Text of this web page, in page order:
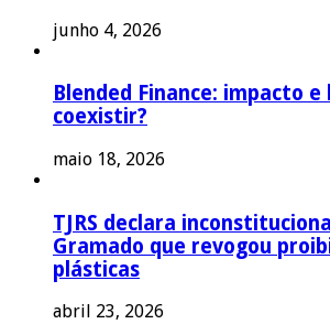
junho 4, 2026
Blended Finance: impacto e
coexistir?
maio 18, 2026
TJRS declara
Gramado que revogou
plásticas
abril 23, 2026